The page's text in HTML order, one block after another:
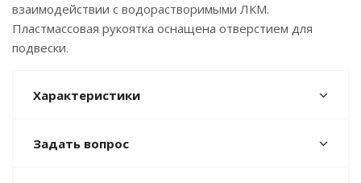
взаимодействии с водорастворимыми ЛКМ.
Пластмассовая рукоятка оснащена отверстием для
подвески.
Характеристики
Задать вопрос